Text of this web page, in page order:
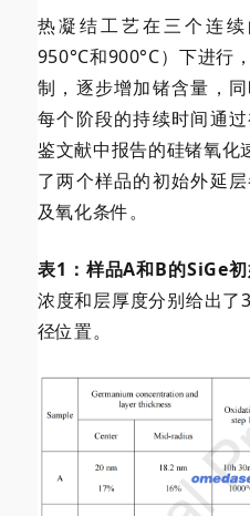
热凝结工艺在三个连续
950°C和900°C）下进行
制，逐步增加锗含量，
每个阶段的持续时间通
鉴文献中报告的硅锗氧
了两个样品的初始外延
及氧化条件。
表1：样品A和B的SiGe初
浓度和层厚度分别给出
径位置。